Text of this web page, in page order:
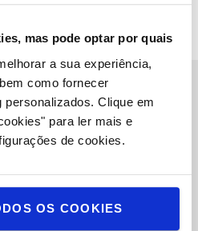
mas pode optar por quais
a sua experiência,
como fornecer
personalizados. Clique em
para ler mais e
de cookies.
OS COOKIES
SA